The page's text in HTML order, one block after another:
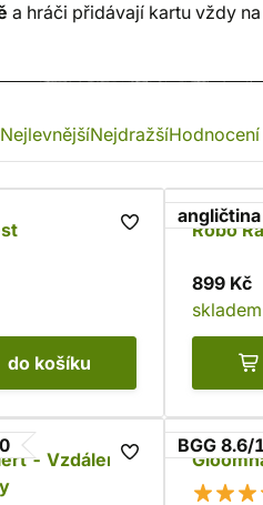
a hráči přidávají kartu vždy
NejlevnějšíNejdražšíHodnocení
do košíku
angličtina
Robo
899 Kč
skladem
- Vzdálené
BGG 8.6/